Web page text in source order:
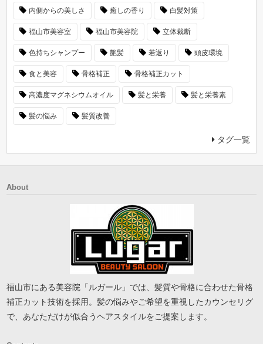
内側からの美しさ 癒しの香り 白髪対策
福山市美容室 福山市美容院 立体裁断
色持ちシャンプー 艶髪 若返り 頭皮環境
食と美容 骨格補正 骨格補正カット
高濃度マグネシウムオイル 髪と栄養 髪と栄養素
髪の悩み 髪質改善
タグ一覧
About
福山市にある美容院「ルガール」では、髪質や骨格に合わせた骨格
補正カット技術を採用。髪の悩みやご希望を重視したカウンセリグ
で、あなただけが似合うヘアスタイルをご提案します。